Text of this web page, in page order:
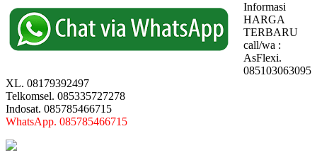
Informasi
HARGA
TERBARU
call/wa :
AsFlexi.
085103063095
XL. 08179392497
Telkomsel. 085335727278
Indosat. 085785466715
WhatsApp. 085785466715